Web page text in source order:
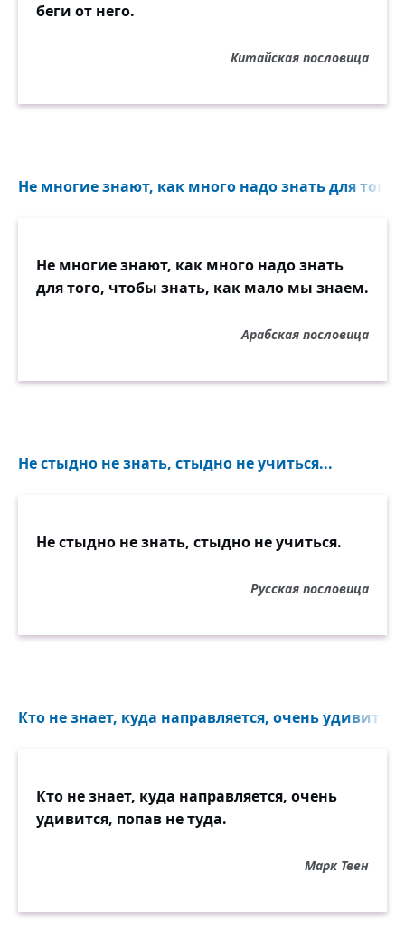
беги от него.
Китайская пословица
Не многие знают, как много надо знать для
Не многие знают, как много надо знать
для того, чтобы знать, как мало мы знаем.
Арабская пословица
Не стыдно не знать, стыдно не учиться...
Не стыдно не знать, стыдно не учиться.
Русская пословица
Кто не знает, куда направляется, очень
Кто не знает, куда направляется, очень
удивится, попав не туда.
Марк Твен